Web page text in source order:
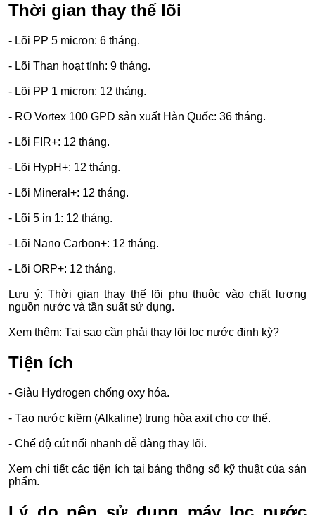
Thời gian thay thế lõi
- Lõi PP 5 micron: 6 tháng.
- Lõi Than hoạt tính: 9 tháng.
- Lõi PP 1 micron: 12 tháng.
- RO Vortex 100 GPD sản xuất Hàn Quốc: 36 tháng.
- Lõi FIR+: 12 tháng.
- Lõi HypH+: 12 tháng.
- Lõi Mineral+: 12 tháng.
- Lõi 5 in 1: 12 tháng.
- Lõi Nano Carbon+: 12 tháng.
- Lõi ORP+: 12 tháng.
Lưu ý: Thời gian thay thế lõi phụ thuộc vào chất lượng
nguồn nước và tần suất sử dụng.
Xem thêm: Tại sao cần phải thay lõi lọc nước định kỳ?
Tiện ích
- Giàu Hydrogen chống oxy hóa.
- Tạo nước kiềm (Alkaline) trung hòa axit cho cơ thể.
- Chế độ cút nối nhanh dễ dàng thay lõi.
Xem chi tiết các tiện ích tại bảng thông số kỹ thuật của sản
phẩm.